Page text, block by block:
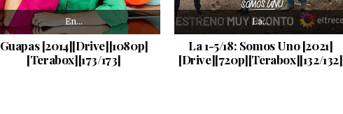
En…
Guapas [2014][Drive][1080p]
[Terabox][173/173]
La…
La 1-5/18: Somos Uno [2021]
[Drive][720p][Terabox][132/132]